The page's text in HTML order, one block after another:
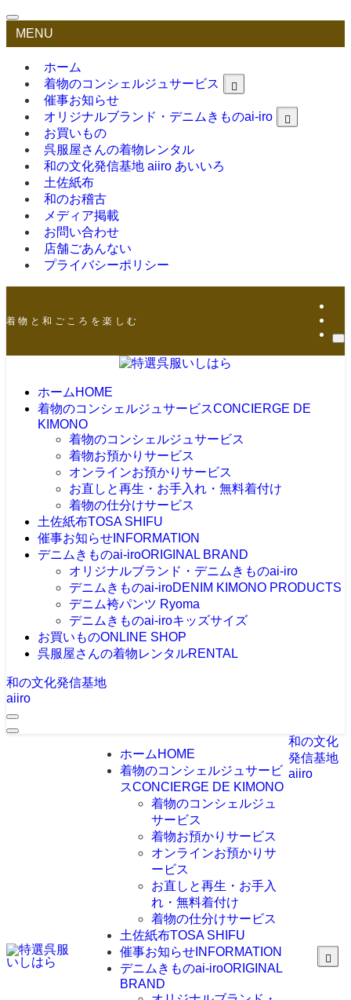
MENU
ホーム
着物のコンシェルジュサービス
催事お知らせ
オリジナルブランド・デニムきものai-iro
お買いもの
呉服屋さんの着物レンタル
和の文化発信基地 aiiro あいいろ
土佐紙布
和のお稽古
メディア掲載
お問い合わせ
店舗ごあんない
プライバシーポリシー
着 物 と 和 ご こ ろ を 楽 し む
ホーム HOME
着物のコンシェルジュサービスCONCIERGE DE
KIMONO
着物のコンシェルジュサービス
着物お預かりサービス
オンラインお預かりサービス
お直しと再生・お手入れ・無料着付け
着物の仕分けサービス
土佐紙布TOSA SHIFU
催事お知らせ INFORMATION
デニムきものai-iroORIGINAL BRAND
オリジナルブランド・デニムきものai-iro
デニムきものai-iroDENIM KIMONO PRODUCTS
デニム袴パンツ Ryoma
デニムきものai-iroキッズサイズ
お買いものONLINE SHOP
呉服屋さんの着物レンタルRENTAL
和の文化発信基地
aiiro
ホーム HOME
着物のコンシェルジュサービ
スCONCIERGE DE KIMONO
着物のコンシェルジュ
サービス
着物お預かりサービス
オンラインお預かりサ
ービス
お直しと再生・お手入
れ・無料着付け
着物の仕分けサービス
土佐紙布TOSA SHIFU
催事お知らせINFORMATION
デニムきものai-iroORIGINAL
BRAND
和の文化
発信基地
aiiro